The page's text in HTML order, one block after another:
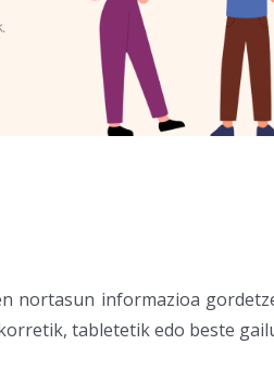
informazioa
tabletetik edo beste